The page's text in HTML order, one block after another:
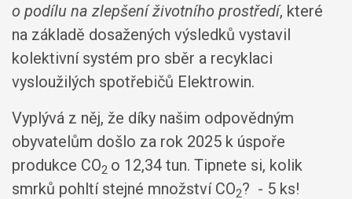
o podílu na zlepšení životního prostředí, které
na základě dosažených výsledků vystavil
kolektivní systém pro sběr a recyklaci
vysloužilých spotřebičů Elektrowin.
Vyplývá z něj, že díky našim odpovědným
obyvatelům došlo za rok 2025 k úspoře
produkce CO2 o 12,34 tun. Tipnete si, kolik
smrků pohltí stejné množství CO2? - 5 ks!